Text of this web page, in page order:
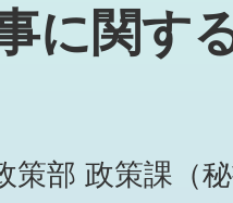
に関す
策部 政策課（